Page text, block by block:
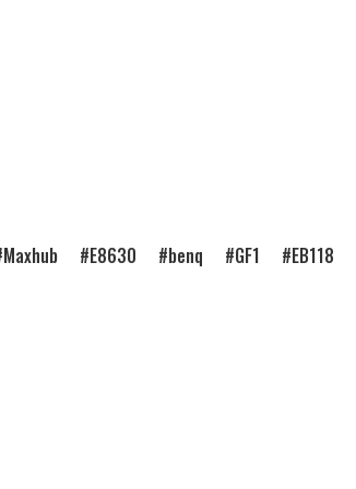
Maxhub E8630 benq GF1 EB118